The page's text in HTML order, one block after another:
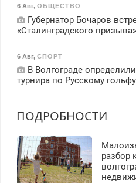
6 Авг, ОБЩЕСТВО
Губернатор Бочаров
«Сталинградского призыва»
6 Авг, СПОРТ
В Волгограде
турнира по Русскому гольфу
ПОДРОБНОСТИ
разбор